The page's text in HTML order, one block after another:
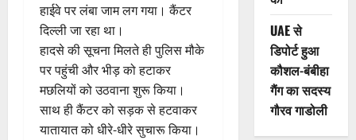
हाईवे पर लंबा जाम लग गया। कैंटर
दिल्ली जा रहा था।
हादसे की सूचना मिलते ही पुलिस मौके
पर पहुंची और भीड़ को हटाकर
मछलियों को उठवाना शुरू किया।
साथ ही कैंटर को सड़क से हटवाकर
यातायात को धीरे-धीरे सुचारू किया।
UAE से
डिपोर्ट हुआ
कौशल-बंबीहा
गैंग का सदस्य
गौरव गाडोली